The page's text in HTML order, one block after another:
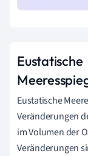
Eustatische
Eustatische
Veränderungen
im Volumen der
Veränderungen